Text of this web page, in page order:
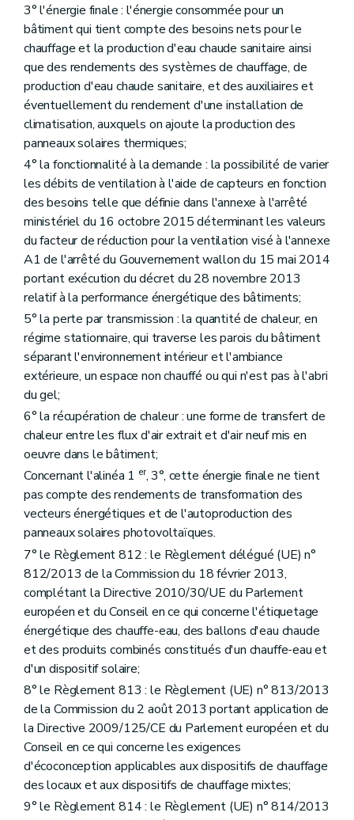
3° l'énergie finale : l'énergie consommée pour un
bâtiment qui tient compte des besoins nets pour le
chauffage et la production d'eau chaude sanitaire ainsi
que des rendements des systèmes de chauffage, de
production d'eau chaude sanitaire, et des auxiliaires et
éventuellement du rendement d'une installation de
climatisation, auxquels on ajoute la production des
panneaux solaires thermiques;
4° la fonctionnalité à la demande : la possibilité de varier
les débits de ventilation à l'aide de capteurs en fonction
des besoins telle que définie dans l'annexe à l'arrêté
ministériel du 16 octobre 2015 déterminant les valeurs
du facteur de réduction pour la ventilation visé à l'annexe
A1 de l'arrêté du Gouvernement wallon du 15 mai 2014
portant exécution du décret du 28 novembre 2013
relatif à la performance énergétique des bâtiments;
5° la perte par transmission : la quantité de chaleur, en
régime stationnaire, qui traverse les parois du bâtiment
séparant l'environnement intérieur et l'ambiance
extérieure, un espace non chauffé ou qui n'est pas à l'abri
du gel;
6° la récupération de chaleur : une forme de transfert de
chaleur entre les flux d'air extrait et d'air neuf mis en
oeuvre dans le bâtiment;
Concernant l'alinéa 1 er, 3°, cette énergie finale ne tient
pas compte des rendements de transformation des
vecteurs énergétiques et de l'autoproduction des
panneaux solaires photovoltaïques.
7° le Règlement 812 : le Règlement délégué (UE) n°
812/2013 de la Commission du 18 février 2013,
complétant la Directive 2010/30/UE du Parlement
européen et du Conseil en ce qui concerne l'étiquetage
énergétique des chauffe-eau, des ballons d'eau chaude
et des produits combinés constitués d'un chauffe-eau et
d'un dispositif solaire;
8° le Règlement 813 : le Règlement (UE) n° 813/2013
de la Commission du 2 août 2013 portant application de
la Directive 2009/125/CE du Parlement européen et du
Conseil en ce qui concerne les exigences
d'écoconception applicables aux dispositifs de chauffage
des locaux et aux dispositifs de chauffage mixtes;
9° le Règlement 814 : le Règlement (UE) n° 814/2013